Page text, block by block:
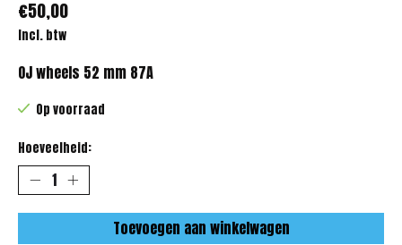
€50,00
Incl. btw
OJ wheels 52 mm 87A
Op voorraad
Hoeveelheid:
Toevoegen aan winkelwagen